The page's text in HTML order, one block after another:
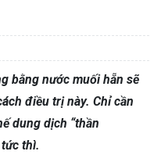
bằng nước muối hẵn sẽ
điều trị này. Chỉ cần
dung dịch “thần
thì.